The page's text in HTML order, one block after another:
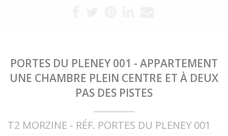
PORTES DU PLENEY 001 - APPARTEMENT
UNE CHAMBRE PLEIN CENTRE ET À DEUX
PAS DES PISTES
T2 MORZINE - RÉF. PORTES DU PLENEY 001